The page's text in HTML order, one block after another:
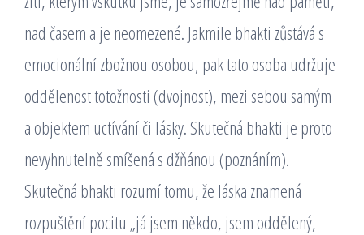
nad časem a je neomezené. Jakmile bhakti zůstává s
emocionální zbožnou osobou, pak tato osoba udržuje
oddělenost totožnosti (dvojnost), mezi sebou samým
a objektem uctívání či lásky. Skutečná bhakti je proto
nevyhnutelně smíšená s džňánou (poznáním).
Skutečná bhakti rozumí tomu, že láska znamená
rozpuštění pocitu „já jsem někdo, jsem oddělený,